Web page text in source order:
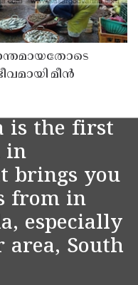
മീൻ
is the first
in
brings you
from in
especially
area, South